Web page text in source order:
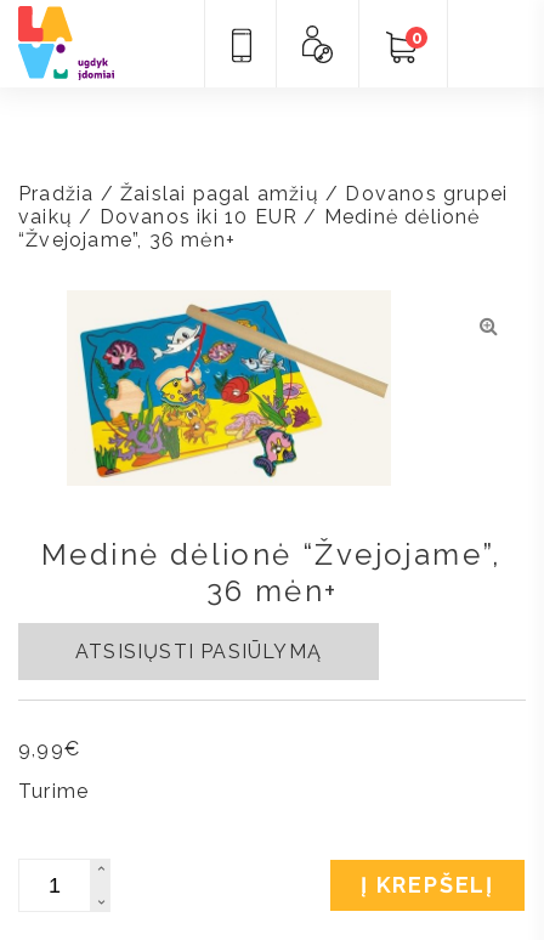
0
Pradžia /Žaislai pagal amžių / Dovanos grupei
vaikų / Dovanos iki 10 EUR / Medinė dėlionė
“Žvejojame”, 36 mėn+
Medinė dėlionė “Žvejojame”,
36 mėn+
ATSISIŲSTI PASIŪLYMĄ
9,99€
Turime
Į KREPŠELĮ